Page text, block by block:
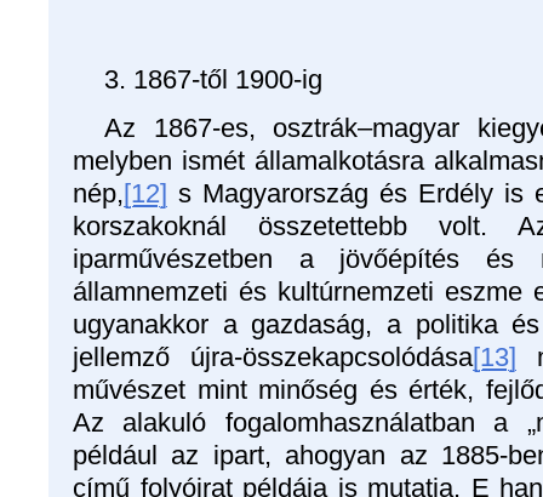
3. 1867-től 1900-ig
Az 1867-es, osztrák–magyar
melyben ismét államalkotásra
nép,[12] s Magyarország és Erdély is
korszakoknál összetettebb volt.
iparművészetben a jövőépítés és
államnemzeti és kultúrnemzeti eszme
ugyanakkor a gazdaság, a politika
jellemző újra-összekapcsolódása[13]
művészet mint minőség és érték,
Az alakuló fogalomhasználatban a
például az ipart, ahogyan az 1885-
című folyóirat példája is mutatja. E